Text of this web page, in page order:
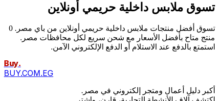
تسوق ملابس داخلية حريمي أونلاين
تسوق أفضل منتجات ملابس داخلية حريمي أونلاين من باي مصر. 0
منتج متاح بأفضل الأسعار مع شحن سريع لكل محافظات مصر.
استمتع بالدفع عند الاستلام أو الدفع الإلكتروني الآمن.
Buy.
BUY.COM.EG
أكبر دليل أعمال ومتجر إلكتروني في مصر.